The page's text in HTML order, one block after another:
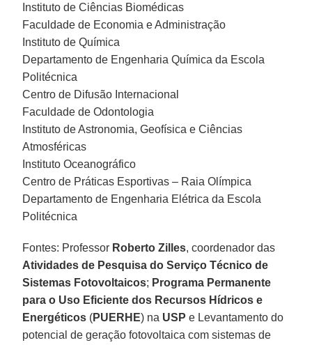
Instituto de Ciências Biomédicas
Faculdade de Economia e Administração
Instituto de Química
Departamento de Engenharia Química da Escola
Politécnica
Centro de Difusão Internacional
Faculdade de Odontologia
Instituto de Astronomia, Geofísica e Ciências
Atmosféricas
Instituto Oceanográfico
Centro de Práticas Esportivas – Raia Olímpica
Departamento de Engenharia Elétrica da Escola
Politécnica
Fontes: Professor Roberto Zilles, coordenador das
Atividades de Pesquisa do Serviço Técnico de
Sistemas Fotovoltaicos; Programa Permanente
para o Uso Eficiente dos Recursos Hídricos e
Energéticos (PUERHE) na USP e Levantamento do
potencial de geração fotovoltaica com sistemas de